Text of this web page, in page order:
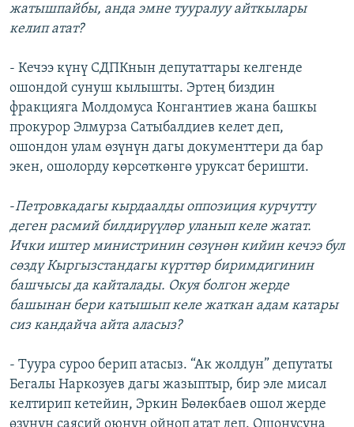
жатышпайбы, анда эмне тууралуу айткылары
келип атат?
- Кечээ күнү СДПКнын депутаттары келгенде
ошондой сунуш кылышты. Эртең биздин
фракцияга Молдомуса Конгантиев жана башкы
прокурор Элмурза Сатыбалдиев келет деп,
ошондон улам өзүнүн дагы документтери да бар
экен, ошолорду көрсөткөнгө уруксат беришти.
-Петровкадагы кырдаалды оппозиция курчутту
деген расмий билдирүүлөр уланып келе жатат.
Ички иштер министринин сөзүнөн кийин кечээ бул
сөздү Кыргызстандагы күрттөр биримдигинин
башчысы да кайталады. Окуя болгон жерде
башынан бери катышып келе жаткан адам катары
сиз кандайча айта аласыз?
- Туура суроо берип атасыз. “Ак жолдун” депутаты
Бегалы Наркозуев дагы жазыптыр, бир эле мисал
келтирип кетейин, Эркин Бөлөкбаев ошол жерде